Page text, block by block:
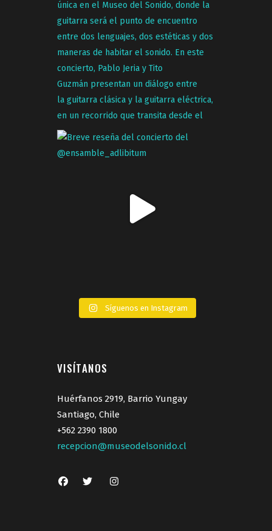
Síguenos en Instagram
VISÍTANOS
Huérfanos 2919, Barrio Yungay
Santiago, Chile
+562 2390 1800
recepcion@museodelsonido.cl